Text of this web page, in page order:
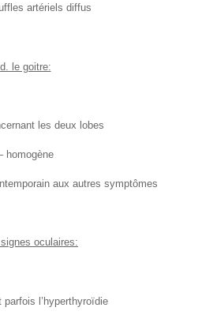
artériels diffus
d. le goitre:
les deux lobes
homogène
aux autres symptômes
oculaires:
parfois l’hyperthyroïdie